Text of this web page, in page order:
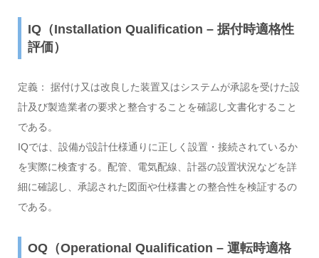
IQ（Installation Qualification – 据付時適格性
評価）
定義： 据付け又は改良した装置又はシステムが承認を受けた設
計及び製造業者の要求と整合することを確認し文書化すること
である。
IQでは、設備が設計仕様通りに正しく設置・接続されているか
を実際に検査する。配管、電気配線、計器の設置状況などを詳
細に確認し、承認された図面や仕様書との整合性を検証するの
である。
OQ（Operational Qualification – 運転時適格